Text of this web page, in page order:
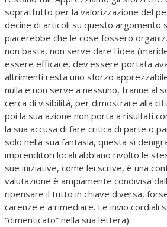
soprattutto per la valorizzazione del
decine di articoli su questo argomento
piacerebbe che le cose fossero
non basta, non serve dare l'idea
essere efficace, dev'essere portata
altrimenti resta uno sforzo
nulla e non serve a nessuno, tranne al
cerca di visibilità, per dimostrare alla
poi la sua azione non porta a risultati
la sua accusa di fare critica di parte o
solo nella sua fantasia, questa sì
imprenditori locali abbiano rivolto le
sue iniziative, come lei scrive, è una
valutazione è ampiamente condivisa
ripensare il tutto in chiave diversa,
carenze e a rimediare. Le invio cordiali
“dimenticato” nella sua lettera).